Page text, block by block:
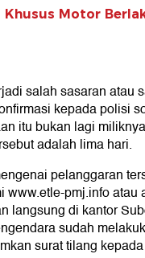
Khusus Motor
salah sasaran atau
kepada polisi
itu bukan lagi
adalah lima hari.
pelanggaran
www.etle-pmj.info
langsung di kantor
sudah
surat tilang